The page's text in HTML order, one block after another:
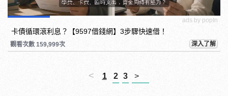
ads by popIn
卡債循環滾利息？【9597借錢網】3步驟快速借！
觀看次數 159,999次 深入了解
< 1 2 3 >